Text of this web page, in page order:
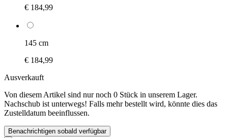
€ 184,99
145 cm
€ 184,99
Ausverkauft
Von diesem Artikel sind nur noch 0 Stück in unserem Lager.
Nachschub ist unterwegs! Falls mehr bestellt wird, könnte dies das
Zustelldatum beeinflussen.
Benachrichtigen sobald verfügbar